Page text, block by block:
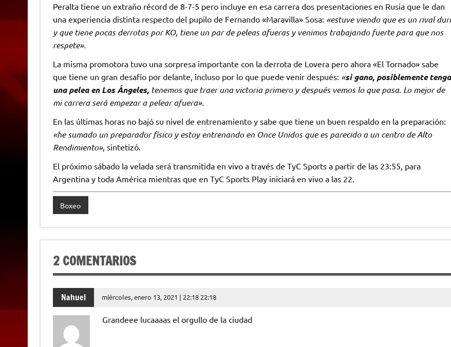
Peralta tiene un extraño récord de 8-7-5 pero incluye en esa carrera dos presentaciones en Rusia que le dan
una experiencia distinta respecto del pupilo de Fernando «Maravilla» Sosa: «estuve viendo que es un rival
y que tiene pocas derrotas por KO, tiene un par de peleas afueras y venimos trabajando fuerte para que nos
respete».
La misma promotora tuvo una sorpresa importante con la derrota de Lovera pero ahora «El Tornado» sabe
que tiene un gran desafío por delante, incluso por lo que puede venir después: «si gano, posiblemente tenga
una pelea en Los Ángeles,tenemos que traer una victoria primero y después vemos lo que pasa. Lo mejor de
mi carrera será empezar a pelear afuera».
En las últimas horas no bajó su nivel de entrenamiento y sabe que tiene un buen respaldo en la preparación:
«he sumado un preparador físico y estoy entrenando en Once Unidos que es parecido a un centro de Alto
Rendimiento», sintetizó.
El próximo sábado la velada será transmitida en vivo a través de TyC Sports a partir de las 23:55, para
Argentina y toda América mientras que en TyC Sports Play iniciará en vivo a las 22.
Boxeo
2 COMENTARIOS
Nahuel miércoles, enero 13, 2021 | 22:18 22:18
Grandeee lucaaaas el orgullo de la ciudad